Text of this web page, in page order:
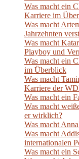
Was macht ein
Karriere im
Was macht
Jahrzehnten
Was macht
Playboy und
Was macht ein
im Überblick
Was macht
Karriere der
Was macht ein
Was macht
er wirklich?
Was macht
Was macht
internationalen
Was macht ein